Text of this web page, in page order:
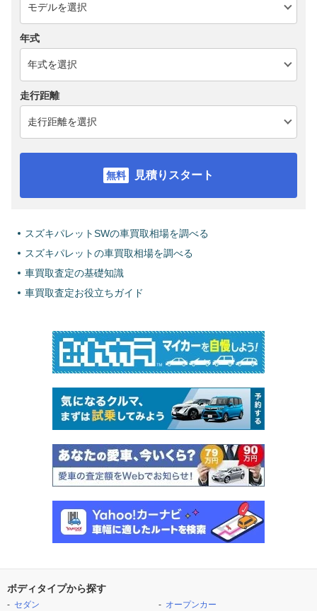
年式
走行距離
見積りスタート
スズキパレットSWの車買取相場を調べる
スズキパレットの車買取相場を調べる
車買取査定の基礎知識
車買取査定お役立ちガイド
ボディタイプから探す
セダン
オープンカー